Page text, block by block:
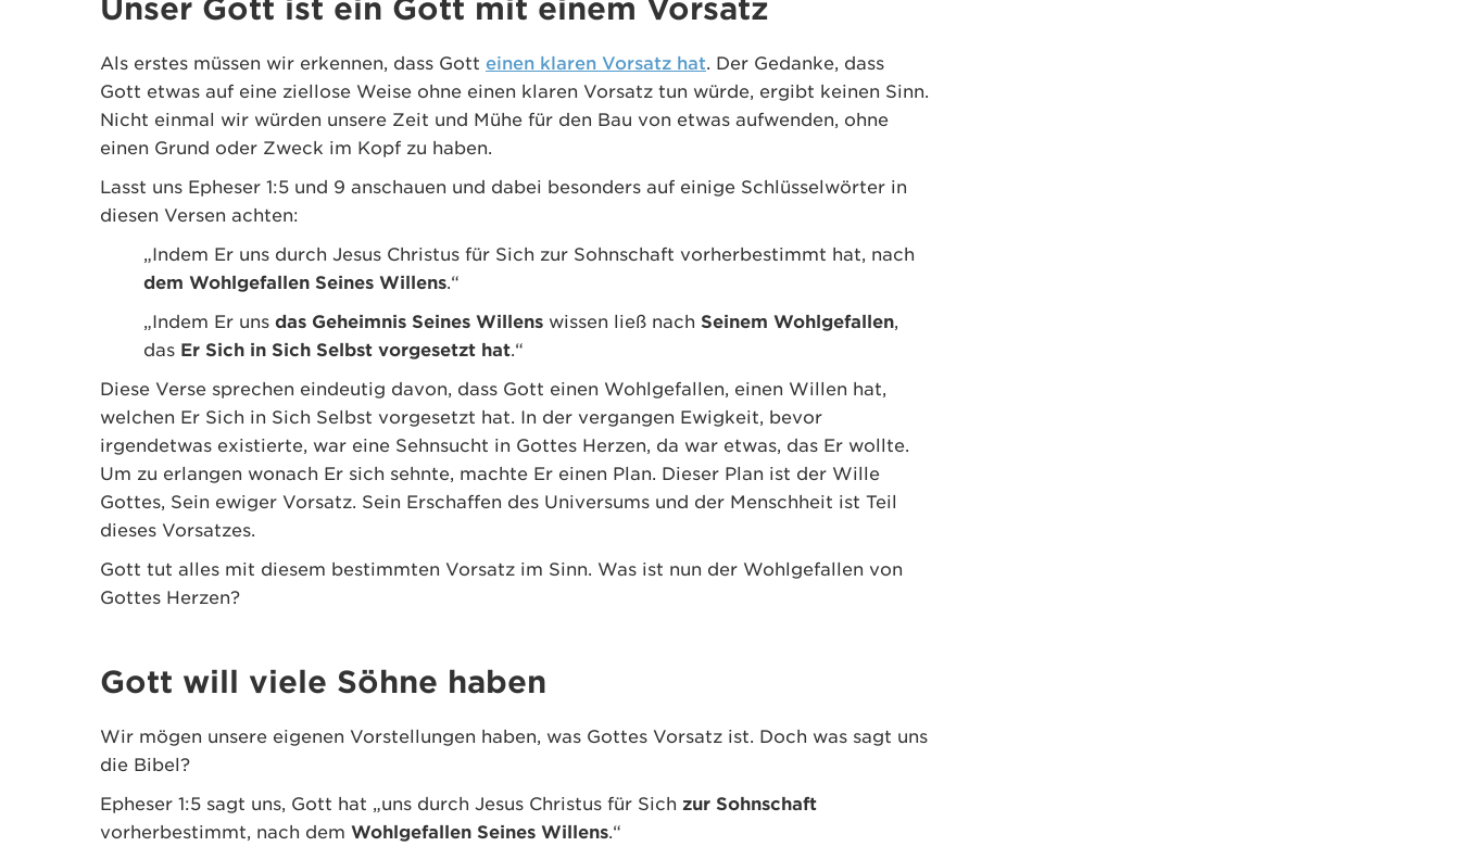
Unser Gott ist ein Gott mit einem Vorsatz
Als erstes müssen wir erkennen, dass Gott einen klaren Vorsatz hat. Der Gedanke, dass
Gott etwas auf eine ziellose Weise ohne einen klaren Vorsatz tun würde, ergibt keinen Sinn.
Nicht einmal wir würden unsere Zeit und Mühe für den Bau von etwas aufwenden, ohne
einen Grund oder Zweck im Kopf zu haben.
Lasst uns Epheser 1:5 und 9 anschauen und dabei besonders auf einige Schlüsselwörter in
diesen Versen achten:
„Indem Er uns durch Jesus Christus für Sich zur Sohnschaft vorherbestimmt hat, nach
dem Wohlgefallen Seines Willens.“
„Indem Er uns das Geheimnis Seines Willens wissen ließ nach Seinem Wohlgefallen,
das Er Sich in Sich Selbst vorgesetzt hat.“
Diese Verse sprechen eindeutig davon, dass Gott einen Wohlgefallen, einen Willen hat,
welchen Er Sich in Sich Selbst vorgesetzt hat. In der vergangen Ewigkeit, bevor
irgendetwas existierte, war eine Sehnsucht in Gottes Herzen, da war etwas, das Er wollte.
Um zu erlangen wonach Er sich sehnte, machte Er einen Plan. Dieser Plan ist der Wille
Gottes, Sein ewiger Vorsatz. Sein Erschaffen des Universums und der Menschheit ist Teil
dieses Vorsatzes.
Gott tut alles mit diesem bestimmten Vorsatz im Sinn. Was ist nun der Wohlgefallen von
Gottes Herzen?
Gott will viele Söhne haben
Wir mögen unsere eigenen Vorstellungen haben, was Gottes Vorsatz ist. Doch was sagt uns
die Bibel?
Epheser 1:5 sagt uns, Gott hat „uns durch Jesus Christus für Sich zur Sohnschaft
vorherbestimmt, nach dem Wohlgefallen Seines Willens.“